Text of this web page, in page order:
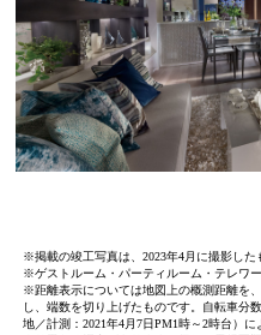
※掲載の竣工写真は、2023年4月に撮影した
※ゲストルーム・パーティルーム・テレワ
※距離表示については地図上の概測距離を
し、端数を切り上げたものです。自転車分
地／計測：2021年4月7日PM1時～2時台）